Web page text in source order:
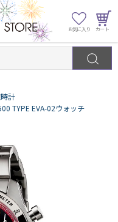
計
TYPE EVA-02ウォッチ